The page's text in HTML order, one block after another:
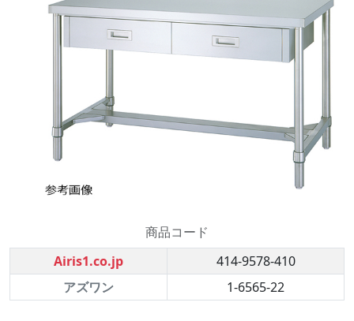
商品コード
Airis1.co.jp
414-9578-410
アズワン
1-6565-22